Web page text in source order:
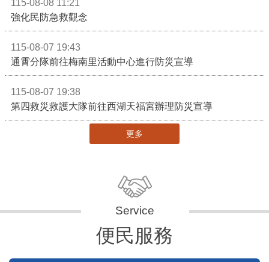
強化民防急救觀念
115-08-07 19:43
通霄分隊前往梅南里活動中心進行防災宣導
115-08-07 19:38
第四救災救護大隊前往西湖天福宮辦理防災宣導
更多
便民服務